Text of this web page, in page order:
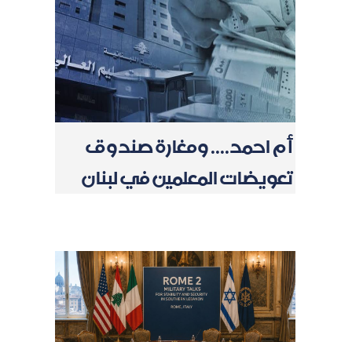
أم احمد.... ومغارة صندوق
تعويضات المعلمين في لبنان